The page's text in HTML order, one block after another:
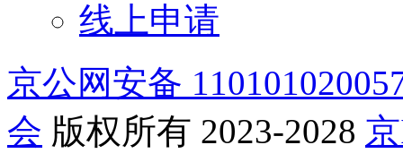
线上申请
京公网安备
会 版权所有 2023-2028